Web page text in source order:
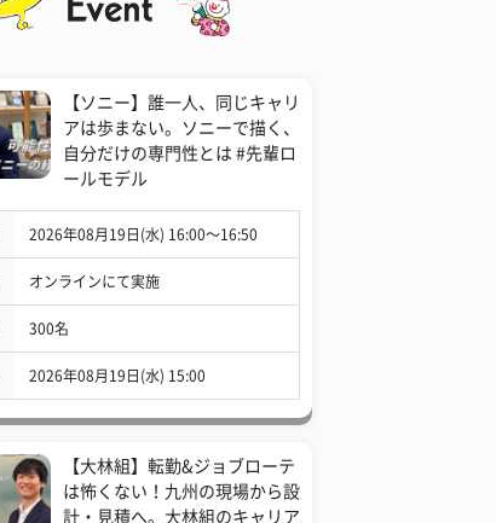
【ソニー】誰一人、同じキャリ
アは歩まない。ソニーで描く、
自分だけの専門性とは #先輩ロ
ールモデル
2026年08月19日(水) 16:00〜16:50
オンラインにて実施
300名
2026年08月19日(水) 15:00
【大林組】転勤&ジョブローテ
は怖くない！九州の現場から設
計・見積へ。大林組のキャリア